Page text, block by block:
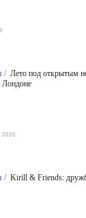
/ Лето под открытым
Лондоне
/ Kirill & Friends: